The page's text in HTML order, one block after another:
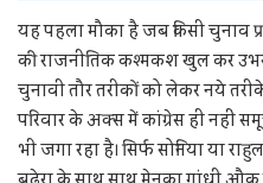
यह पहला मौका है जब किसी चुनाव
की राजनीतिक कश्मकश खुल कर उभर
चुनावी तौर तरीकों को लेकर नये
परिवार के अक्स में कांग्रेस ही नहीं
भी जगा रहा है। सिर्फ सोनिया या